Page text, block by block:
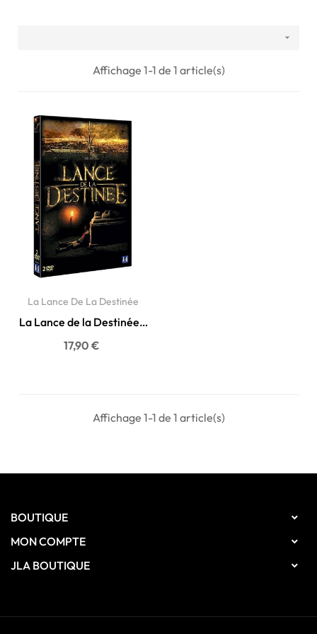

Affichage 1-1 de 1 article(s)
La Lance De La Destinée
La Lance de la Destinée -
DVD
Prix
17,90 €
Affichage 1-1 de 1 article(s)
BOUTIQUE 
MON COMPTE 
JLA BOUTIQUE 